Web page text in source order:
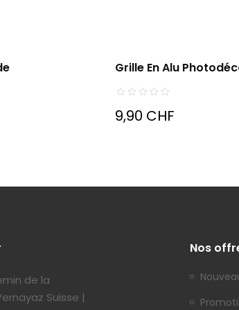
Grille En Alu
9,90 CHF
de la
Suisse |
Nos